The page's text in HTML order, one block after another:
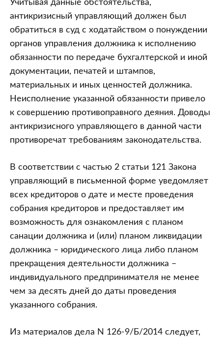
Учитывая данные обстоятельства,
антикризисный управляющий должен был
обратиться в суд с ходатайством о понуждении
органов управления должника к исполнению
обязанности по передаче бухгалтерской и иной
документации, печатей и штампов,
материальных и иных ценностей должника.
Неисполнение указанной обязанности привело
к совершению противоправного деяния. Доводы
антикризисного управляющего в данной части
противоречат требованиям законодательства.
В соответствии с частью 2 статьи 121 Закона
управляющий в письменной форме уведомляет
всех кредиторов о дате и месте проведения
собрания кредиторов и предоставляет им
возможность для ознакомления с планом
санации должника и (или) планом ликвидации
должника – юридического лица либо планом
прекращения деятельности должника –
индивидуального предпринимателя не менее
чем за десять дней до даты проведения
указанного собрания.
Из материалов дела N 126-9/Б/2014 следует,